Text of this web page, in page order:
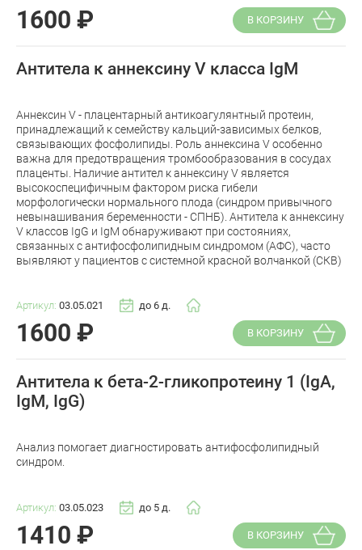
1600 ₽ В КОРЗИНУ
Антитела к аннексину V класса IgM
Аннексин V - плацентарный антикоагулянтный протеин,
принадлежащий к семейству кальций-зависимых белков,
связывающих фосфолипиды. Роль аннексина V особенно
важна для предотвращения тромбообразования в сосудах
плаценты. Наличие антител к аннексину V является
высокоспецифичным фактором риска гибели
морфологически нормального плода (синдром привычного
невынашивания беременности - СПНБ). Антитела к аннексину
V классов IgG и IgM обнаруживают при состояниях,
связанных с антифосфолипидным синдромом (АФС), часто
выявляют у пациентов с системной красной волчанкой (СКВ)
Артикул: 03.05.021 до 6 д.
1600 ₽ В КОРЗИНУ
Антитела к бета-2-гликопротеину 1 (IgA,
IgM, IgG)
Анализ помогает диагностировать антифосфолипидный
синдром.
Артикул: 03.05.023 до 5 д.
1410 ₽ В КОРЗИНУ